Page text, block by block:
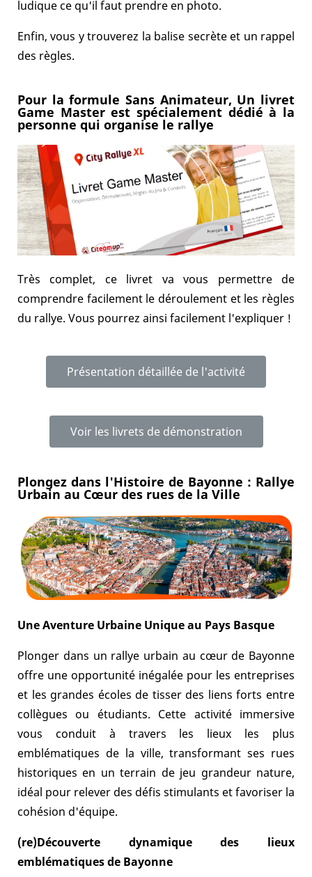
ludique ce qu'il faut prendre en photo.
Enfin, vous y trouverez la balise secrète et un rappel
des règles.
Pour la formule Sans Animateur, Un livret
Game Master est spécialement dédié à la
personne qui organise le rallye
Très complet, ce livret va vous permettre de
comprendre facilement le déroulement et les règles
du rallye. Vous pourrez ainsi facilement l'expliquer !
Présentation détaillée de l'activité
Voir les livrets de démonstration
Plongez dans l'Histoire de Bayonne : Rallye
Urbain au Cœur des rues de la Ville
Une Aventure Urbaine Unique au Pays Basque
Plonger dans un rallye urbain au cœur de Bayonne
offre une opportunité inégalée pour les entreprises
et les grandes écoles de tisser des liens forts entre
collègues ou étudiants. Cette activité immersive
vous conduit à travers les lieux les plus
emblématiques de la ville, transformant ses rues
historiques en un terrain de jeu grandeur nature,
idéal pour relever des défis stimulants et favoriser la
cohésion d'équipe.
(re)Découverte dynamique des lieux
emblématiques de Bayonne